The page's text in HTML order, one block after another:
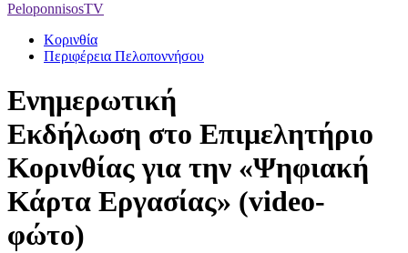
PeloponnisosTV
Κορινθία
Περιφέρεια Πελοποννήσου
Ενημερωτική
Εκδήλωση στο Επιμελητήριο
Κορινθίας για την «Ψηφιακή
Κάρτα Εργασίας» (video-
φώτο)